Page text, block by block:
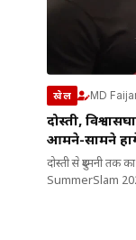
खेल MD
दोस्ती,
आमने-सामने
दोस्ती से दुश्मनी तक
SummerSlam